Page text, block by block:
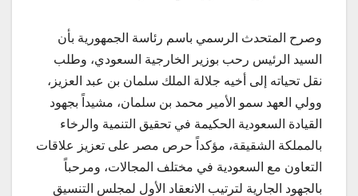
وصرح المتحدث الرسمي باسم رئاسة الجمهورية بأن
السيد الرئيس رحب بوزير الخارجية السعودي، وطلب
نقل تحياته إلى أخيه جلالة الملك سلمان بن عبد العزيز،
وولي العهد سمو الأمير محمد بن سلمان، مشيداً بجهود
القيادة السعودية الحكيمة في تحقيق التنمية والرخاء
بالمملكة الشقيقة، مؤكداً حرص مصر على تعزيز علاقات
التعاون مع السعودية في مختلف المجالات، ومرحباً
بالجهود الجارية لترتيب الانعقاد الأول لمجلس التنسيق